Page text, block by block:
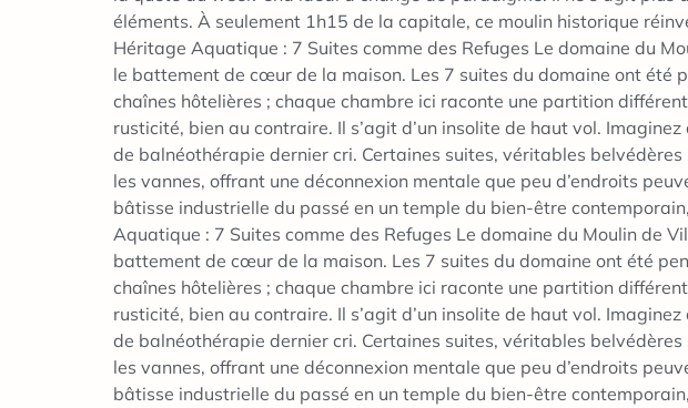
éléments. À seulement 1h15 de la capitale, ce moulin historique
Héritage Aquatique : 7 Suites comme des Refuges Le domaine du
le battement de cœur de la maison. Les 7 suites du domaine ont été
chaînes hôtelières ; chaque chambre ici raconte une partition
rusticité, bien au contraire. Il s’agit d’un insolite de haut vol.
de balnéothérapie dernier cri. Certaines suites, véritables belvédères
les vannes, offrant une déconnexion mentale que peu d’endroits
bâtisse industrielle du passé en un temple du bien-être
Aquatique : 7 Suites comme des Refuges Le domaine du Moulin de
battement de cœur de la maison. Les 7 suites du domaine ont été
chaînes hôtelières ; chaque chambre ici raconte une partition
rusticité, bien au contraire. Il s’agit d’un insolite de haut vol.
de balnéothérapie dernier cri. Certaines suites, véritables belvédères
les vannes, offrant une déconnexion mentale que peu d’endroits
bâtisse industrielle du passé en un temple du bien-être